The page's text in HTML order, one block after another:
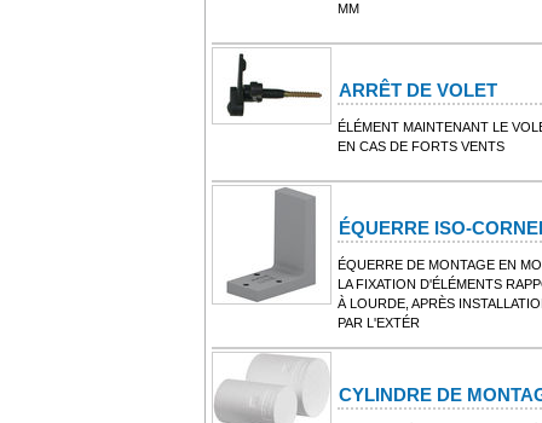
MM
ARRÊT DE VOLET
ÉLÉMENT MAINTENANT LE
EN CAS DE FORTS VENTS
ÉQUERRE ISO-
ÉQUERRE DE MONTAGE EN
LA FIXATION D'ÉLÉMENTS
À LOURDE, APRÈS
PAR L'EXTÉR
CYLINDRE DE